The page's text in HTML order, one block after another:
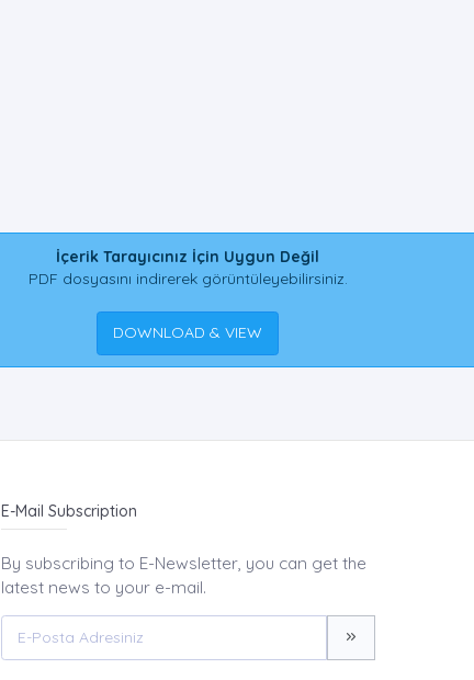
İçerik Tarayıcınız İçin Uygun Değil
PDF dosyasını indirerek görüntüleyebilirsiniz.
DOWNLOAD & VIEW
E-Mail Subscription
By subscribing to E-Newsletter, you can get the
latest news to your e-mail.